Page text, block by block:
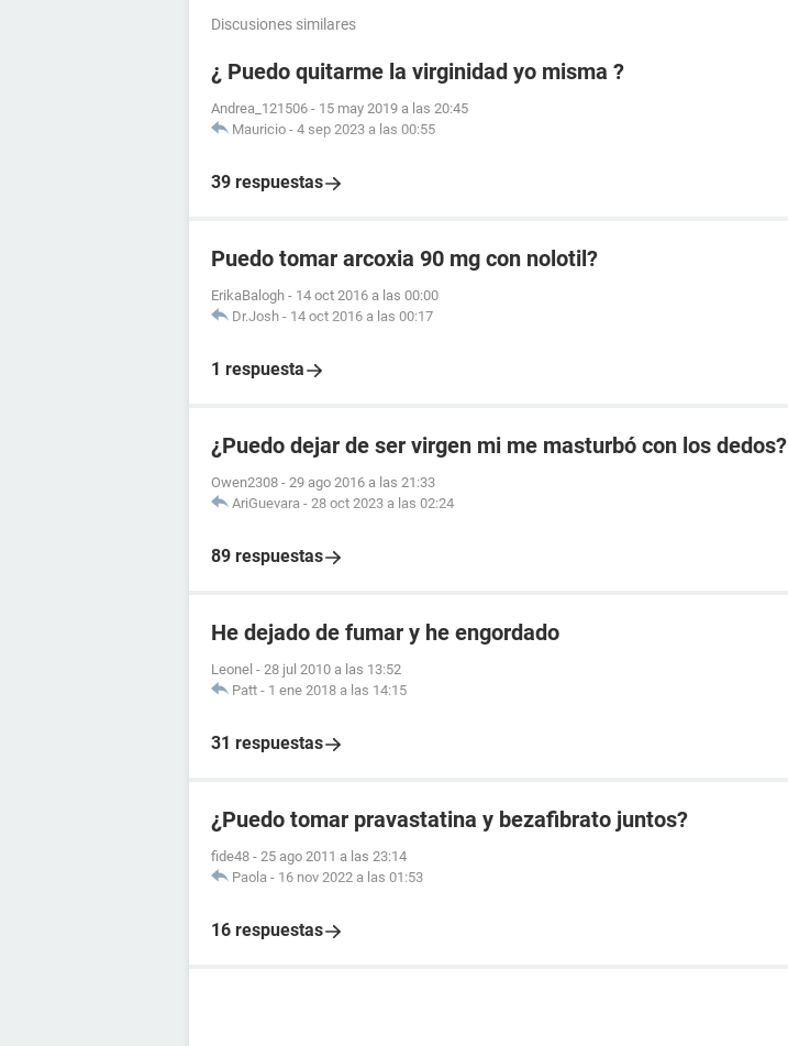
Discusiones similares
¿ Puedo quitarme la virginidad yo misma ?
Andrea_121506 - 15 may 2019 a las 20:45
Mauricio - 4 sep 2023 a las 00:55
39 respuestas
Puedo tomar arcoxia 90 mg con nolotil?
ErikaBalogh - 14 oct 2016 a las 00:00
Dr.Josh - 14 oct 2016 a las 00:17
1 respuesta
¿Puedo dejar de ser virgen mi me masturbó con los dedos?
Owen2308 - 29 ago 2016 a las 21:33
AriGuevara - 28 oct 2023 a las 02:24
89 respuestas
He dejado de fumar y he engordado
Leonel - 28 jul 2010 a las 13:52
Patt - 1 ene 2018 a las 14:15
31 respuestas
¿Puedo tomar pravastatina y bezafibrato juntos?
fide48 - 25 ago 2011 a las 23:14
Paola - 16 nov 2022 a las 01:53
16 respuestas